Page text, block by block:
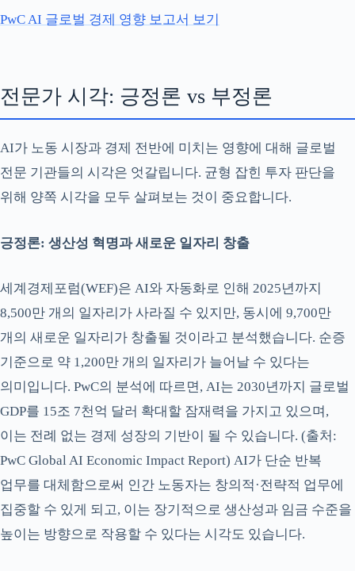
PwC AI 글로벌 경제 영향 보고서 보기
전문가 시각: 긍정론 vs 부정론
AI가 노동 시장과 경제 전반에 미치는 영향에 대해 글로벌
전문 기관들의 시각은 엇갈립니다. 균형 잡힌 투자 판단을
위해 양쪽 시각을 모두 살펴보는 것이 중요합니다.
긍정론: 생산성 혁명과 새로운 일자리 창출
세계경제포럼(WEF)은 AI와 자동화로 인해 2025년까지
8,500만 개의 일자리가 사라질 수 있지만, 동시에 9,700만
개의 새로운 일자리가 창출될 것이라고 분석했습니다. 순증
기준으로 약 1,200만 개의 일자리가 늘어날 수 있다는
의미입니다. PwC의 분석에 따르면, AI는 2030년까지 글로벌
GDP를 15조 7천억 달러 확대할 잠재력을 가지고 있으며,
이는 전례 없는 경제 성장의 기반이 될 수 있습니다. (출처:
PwC Global AI Economic Impact Report) AI가 단순 반복
업무를 대체함으로써 인간 노동자는 창의적·전략적 업무에
집중할 수 있게 되고, 이는 장기적으로 생산성과 임금 수준을
높이는 방향으로 작용할 수 있다는 시각도 있습니다.